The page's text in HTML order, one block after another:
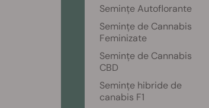
Semințe Autoflorante
Semințe de Cannabis
Feminizate
Semințe de Cannabis
CBD
Semințe hibride de
canabis F1